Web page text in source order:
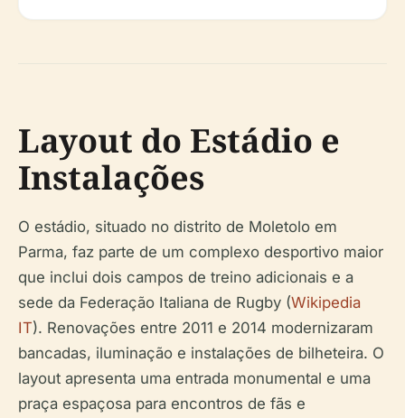
Layout do Estádio e
Instalações
O estádio, situado no distrito de Moletolo em
Parma, faz parte de um complexo desportivo maior
que inclui dois campos de treino adicionais e a
sede da Federação Italiana de Rugby (Wikipedia
IT). Renovações entre 2011 e 2014 modernizaram
bancadas, iluminação e instalações de bilheteira. O
layout apresenta uma entrada monumental e uma
praça espaçosa para encontros de fãs e